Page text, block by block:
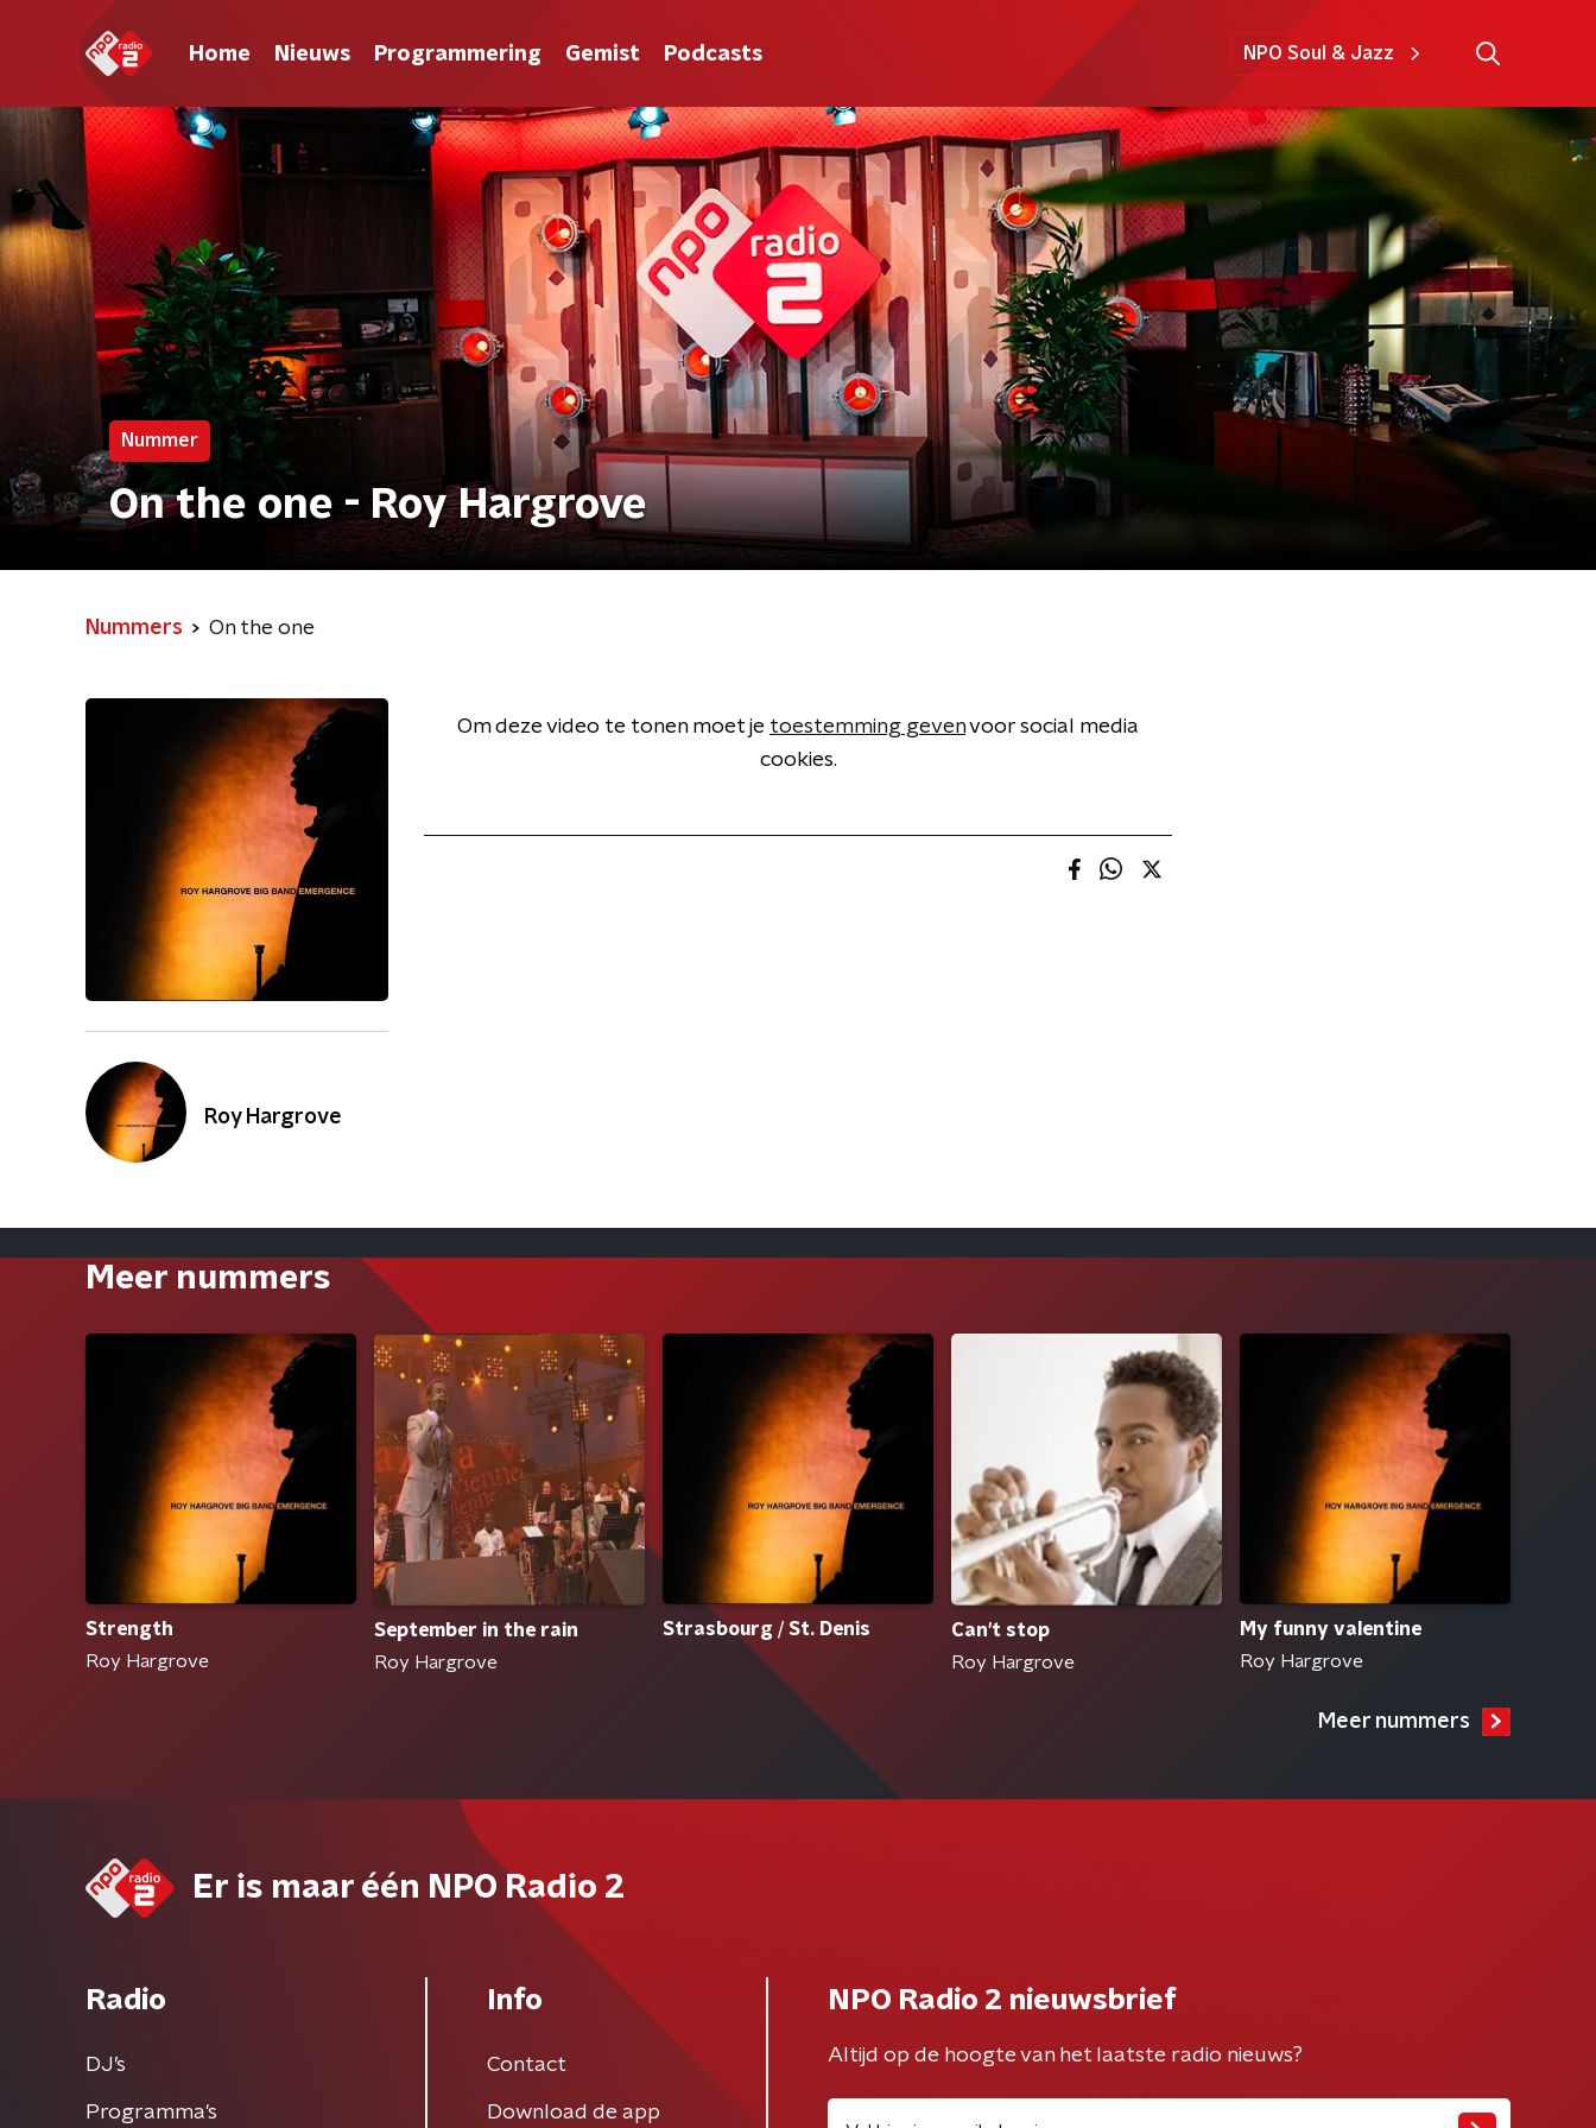
Home Nieuws Programmering Gemist Podcasts NPO Soul & Jazz
Nummer
On the one - Roy Hargrove
Nummers On the one
Roy Hargrove
Om deze video te tonen moet je toestemming gevenvoor social media
cookies.
Meer nummers
Strength
Roy Hargrove
September in the rain
Roy Hargrove
Strasbourg / St. Denis
Can't stop
Roy Hargrove
My funny valentine
Roy Hargrove
Meer nummers
Er is maar één NPO Radio 2
Radio
DJ’s
Programma's
Info
Contact
Download de app
NPO Radio 2 nieuwsbrief
Altijd op de hoogte van het laatste radio nieuws?